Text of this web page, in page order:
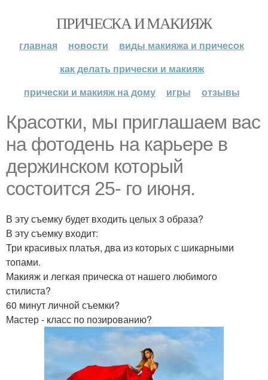
ПРИЧЕСКА И МАКИЯЖ
главная новости
виды макияжа и причесок
как делать прически и макияж
прически и макияж на дому
игры отзывы
Красотки, мы приглашаем вас
на фотодень на карьере в
держинском который
состоится 25- го июня.
В эту съемку будет входить целых 3 образа?
В эту съемку входит:
Три красивых платья, два из которых с шикарными
топами.
Макияж и легкая прическа от нашего любимого
стилиста?
60 минут личной съемки?
Мастер - класс по позированию?